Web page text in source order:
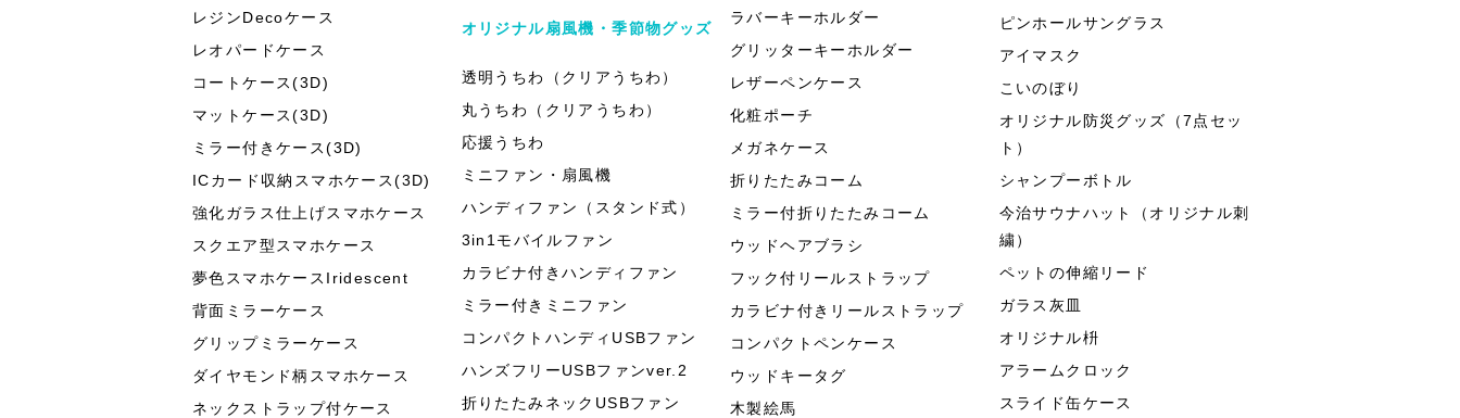
レジンDecoケース
レオパードケース
コートケース(3D)
マットケース(3D)
ミラー付きケース(3D)
ICカード収納スマホケース(3D)
強化ガラス仕上げスマホケース
スクエア型スマホケース
夢色スマホケースIridescent
背面ミラーケース
グリップミラーケース
ダイヤモンド柄スマホケース
ネックストラップ付ケース
オリジナル扇風機・季節物グッズ
透明うちわ（クリアうちわ）
丸うちわ（クリアうちわ）
応援うちわ
ミニファン・扇風機
ハンディファン（スタンド式）
3in1モバイルファン
カラビナ付きハンディファン
ミラー付きミニファン
コンパクトハンディUSBファン
ハンズフリーUSBファンver.2
折りたたみネックUSBファン
ラバーキーホルダー
グリッターキーホルダー
レザーペンケース
化粧ポーチ
メガネケース
折りたたみコーム
ミラー付折りたたみコーム
ウッドヘアブラシ
フック付リールストラップ
カラビナ付きリールストラップ
コンパクトペンケース
ウッドキータグ
木製絵馬
ピンホールサングラス
アイマスク
こいのぼり
オリジナル防災グッズ（7点セッ
ト）
シャンプーボトル
今治サウナハット（オリジナル刺
繍）
ペットの伸縮リード
ガラス灰皿
オリジナル枡
アラームクロック
スライド缶ケース